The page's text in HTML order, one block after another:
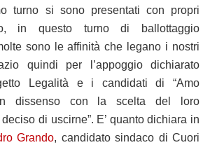
turno si sono presentati con propri
in questo turno di ballottaggio
sono le affinità che legano i nostri
quindi per l’appoggio dichiarato
Legalità e i candidati di “Amo
dissenso con la scelta del loro
di uscirne”. E’ quanto dichiara in
Grando, candidato sindaco di Cuori